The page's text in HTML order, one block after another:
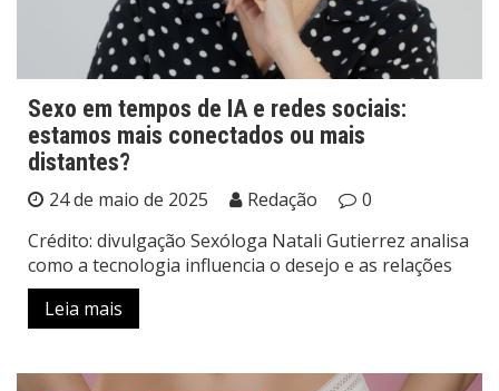
Sexo em tempos de IA e redes sociais:
estamos mais conectados ou mais
distantes?
24 de maio de 2025 Redação
0
Crédito: divulgação Sexóloga Natali Gutierrez analisa
como a tecnologia influencia o desejo e as relações
Leia mais